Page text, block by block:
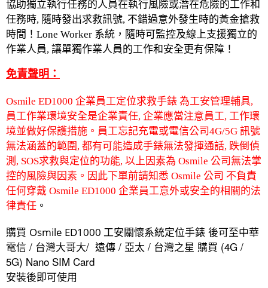
協助獨立執行任務的人員在執行風險或潛在危險的工作和
任務時, 隨時發出求救訊號, 不錯過意外發生時的黃金搶救
時間！ Lone Worker 系統，隨時可監控及線上支援獨立的
作業人員, 讓單獨作業人員的工作和安全更有保障！
免責聲明：
Osmile ED1000 企業員工定位求救手錶 為工安管理輔具,
員工作業環境安全是企業責任, 企業應當注意員工, 工作環
境並做好保護措施。員工忘記充電或電信公司4G/5G 訊號
無法涵蓋的範圍, 都有可能造成手錶無法發揮通話, 跌倒偵
測, SOS求救與定位的功能, 以上因素為 Osmile 公司無法掌
控的風險與因素。因此下單前請知悉 Osmile 公司 不負責
任何穿戴 Osmile ED1000 企業員工意外或安全的相關的法
律責任 。
購買 Osmile ED1000 工安關懷系統定位手錶 後可至中華
電信 / 台灣大哥大/ 遠傳 / 亞太 / 台灣之星 購買 (4G /
5G) Nano SIM Card
安裝後即可使用